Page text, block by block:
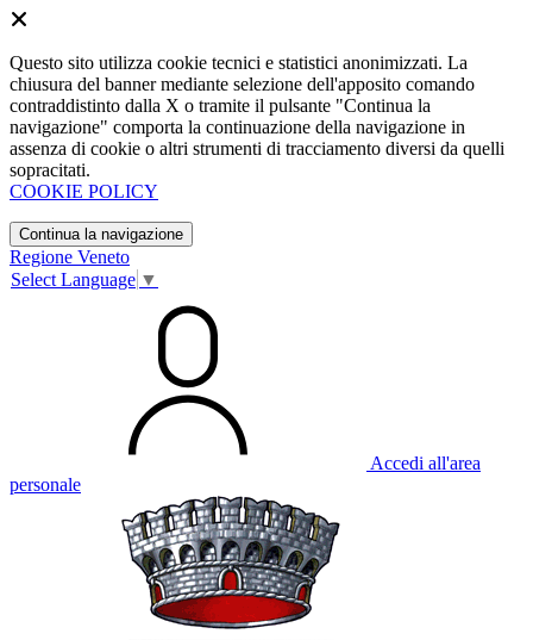
Questo sito utilizza cookie tecnici e statistici anonimizzati. La
chiusura del banner mediante selezione dell'apposito comando
contraddistinto dalla X o tramite il pulsante "Continua la
navigazione" comporta la continuazione della navigazione in
assenza di cookie o altri strumenti di tracciamento diversi da quelli
sopracitati.
COOKIE POLICY
Continua la navigazione
Regione Veneto
Select Language ▼
Accedi all'area
personale